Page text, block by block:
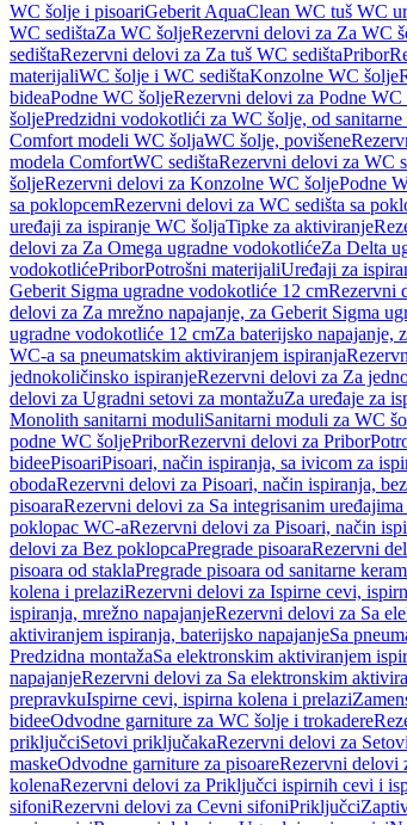
WC šolje i pisoariGeberit AquaClean WC tuš WC
WC sedištaZa WC šoljeRezervni delovi za Za WC
sedištaRezervni delovi za Za tuš WC sedištaPribor
materijaliWC šolje i WC sedištaKonzolne WC šolje
bideaPodne WC šoljeRezervni delovi za Podne WC
šoljePredzidni vodokotlići za WC šolje, od sanitarne
Comfort modeli WC šoljaWC šolje, povišene
modela ComfortWC sedištaRezervni delovi za WC
šoljeRezervni delovi za Konzolne WC šoljePodne
sa poklopcemRezervni delovi za WC sedišta sa
uređaji za ispiranje WC šoljaTipke za aktiviranje
delovi za Za Omega ugradne vodokotlićeZa Delta
vodokotlićePriborPotrošni materijaliUređaji za
Geberit Sigma ugradne vodokotliće 12 cmRezervni
delovi za Za mrežno napajanje, za Geberit Sigma
ugradne vodokotliće 12 cmZa baterijsko napajanje,
WC-a sa pneumatskim aktiviranjem ispiranja
jednokoličinsko ispiranjeRezervni delovi za Za
delovi za Ugradni setovi za montažuZa uređaje za
Monolith sanitarni moduliSanitarni moduli za WC
podne WC šoljePriborRezervni delovi za Pribor
bideePisoariPisoari, način ispiranja, sa ivicom za
obodaRezervni delovi za Pisoari, način ispiranja,
pisoaraRezervni delovi za Sa integrisanim uređajima
poklopac WC-aRezervni delovi za Pisoari, način
delovi za Bez poklopcaPregrade pisoaraRezervni
pisoara od staklaPregrade pisoara od sanitarne
kolena i prelaziRezervni delovi za Ispirne cevi,
ispiranja, mrežno napajanjeRezervni delovi za Sa
aktiviranjem ispiranja, baterijsko napajanjeSa
Predzidna montažaSa elektronskim aktiviranjem
napajanjeRezervni delovi za Sa elektronskim
prepravkuIspirne cevi, ispirna kolena i prelazi
bideeOdvodne garniture za WC šolje i trokadere
priključciSetovi priključakaRezervni delovi za
maskeOdvodne garniture za pisoareRezervni delovi
kolenaRezervni delovi za Priključci ispirnih cevi i
sifoniRezervni delovi za Cevni sifoniPriključci